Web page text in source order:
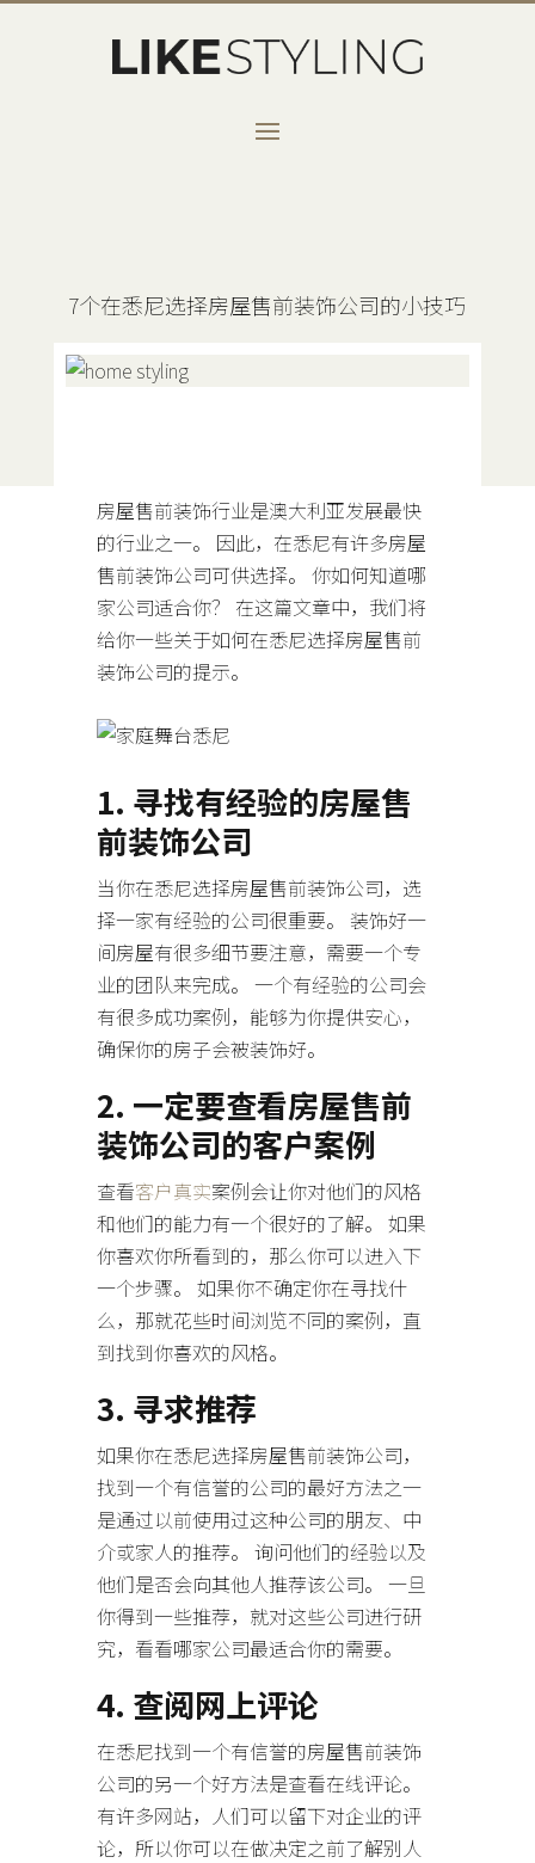
7个在悉尼选择房屋售前装饰公司的小技巧
房屋售前装饰行业是澳大利亚发展最快
的行业之一。 因此，在悉尼有许多房屋
售前装饰公司可供选择。 你如何知道哪
家公司适合你？ 在这篇文章中，我们将
给你一些关于如何在悉尼选择房屋售前
装饰公司的提示。
1. 寻找有经验的房屋售
前装饰公司
当你在悉尼选择房屋售前装饰公司，选
择一家有经验的公司很重要。 装饰好一
间房屋有很多细节要注意，需要一个专
业的团队来完成。 一个有经验的公司会
有很多成功案例，能够为你提供安心，
确保你的房子会被装饰好。
2. 一定要查看房屋售前
装饰公司的客户案例
查看客户真实案例会让你对他们的风格
和他们的能力有一个很好的了解。 如果
你喜欢你所看到的，那么你可以进入下
一个步骤。 如果你不确定你在寻找什
么，那就花些时间浏览不同的案例，直
到找到你喜欢的风格。
3. 寻求推荐
如果你在悉尼选择房屋售前装饰公司，
找到一个有信誉的公司的最好方法之一
是通过以前使用过这种公司的朋友、中
介或家人的推荐。 询问他们的经验以及
他们是否会向其他人推荐该公司。 一旦
你得到一些推荐，就对这些公司进行研
究，看看哪家公司最适合你的需要。
4. 查阅网上评论
在悉尼找到一个有信誉的房屋售前装饰
公司的另一个好方法是查看在线评论。
有许多网站，人们可以留下对企业的评
论，所以你可以在做决定之前了解别人